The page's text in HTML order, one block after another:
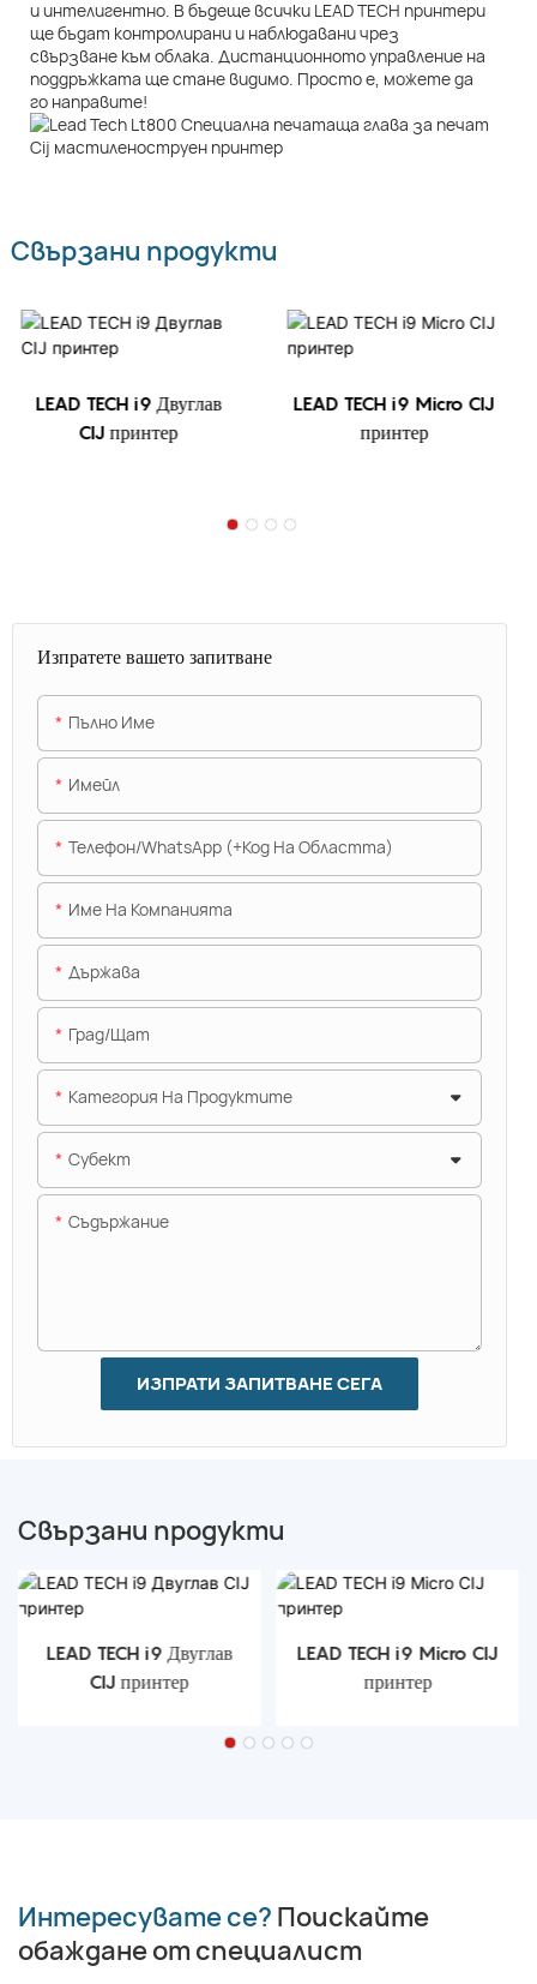
и интелигентно. В бъдеще всички LEAD TECH принтери
ще бъдат контролирани и наблюдавани чрез
свързване към облака. Дистанционното управление на
поддръжката ще стане видимо. Просто е, можете да
го направите!
Свързани продукти
LEAD TECH i9 Двуглав
CIJ принтер
LEAD TECH i9 Micro CIJ
принтер
Изпратете вашето запитване
Пълно Име
Имейл
Телефон/WhatsApp (+Код На Областта)
Име На Компанията
Държава
Град/щат
Категория На Продуктите
Субект
Съдържание
ИЗПРАТИ ЗАПИТВАНЕ СЕГА
Свързани продукти
LEAD TECH i9 Двуглав
CIJ принтер
LEAD TECH i9 Micro CIJ
принтер
Интересувате се? Поискайте
обаждане от специалист